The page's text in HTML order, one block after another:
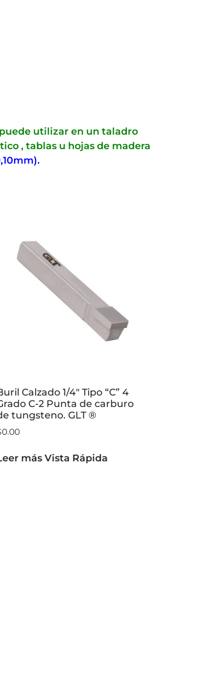
utilizar en un taladro
, tablas u hojas de madera
Calzado 1/4″ Tipo “C” 4
C-2 Punta de carburo
tungsteno. GLT ®
0.00
más Vista Rápida